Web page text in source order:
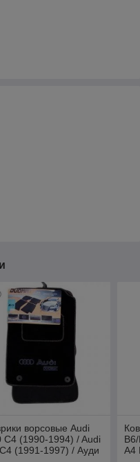
ворсовые Audi
C4 (1990-1994) / Audi
(1991-1997) / Ауди
А4